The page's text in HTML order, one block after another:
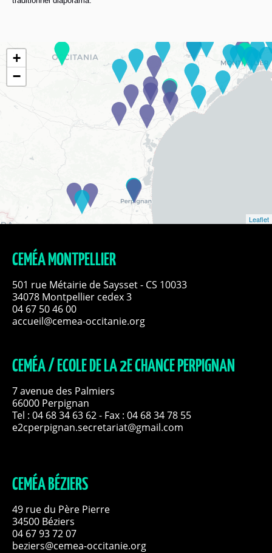
+
−
Leaflet
CEMÉA MONTPELLIER
501 rue Métairie de Saysset - CS 10033
34078 Montpellier cedex 3
04 67 50 46 00
accueil@cemea-occitanie.org
CEMÉA / ECOLE DE LA 2E CHANCE PERPIGNAN
7 avenue des Palmiers
66000 Perpignan
Tel : 04 68 34 63 62- Fax : 04 68 34 78 55
e2cperpignan.secretariat@gmail.com
CEMÉA BÉZIERS
49 rue du Père Pierre
34500 Béziers
04 67 93 72 07
beziers@cemea-occitanie.org